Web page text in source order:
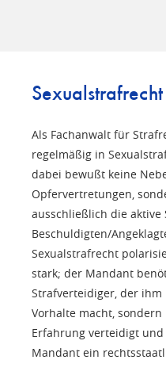
Sexualstrafrecht
Als Fachanwalt für
regelmäßig in
dabei bewußt keine
Opfervertretungen,
ausschließlich die
Beschuldigten/
Sexualstrafrecht
stark; der Mandant
Strafverteidiger, der
Vorhalte macht,
Erfahrung verteidigt
Mandant ein